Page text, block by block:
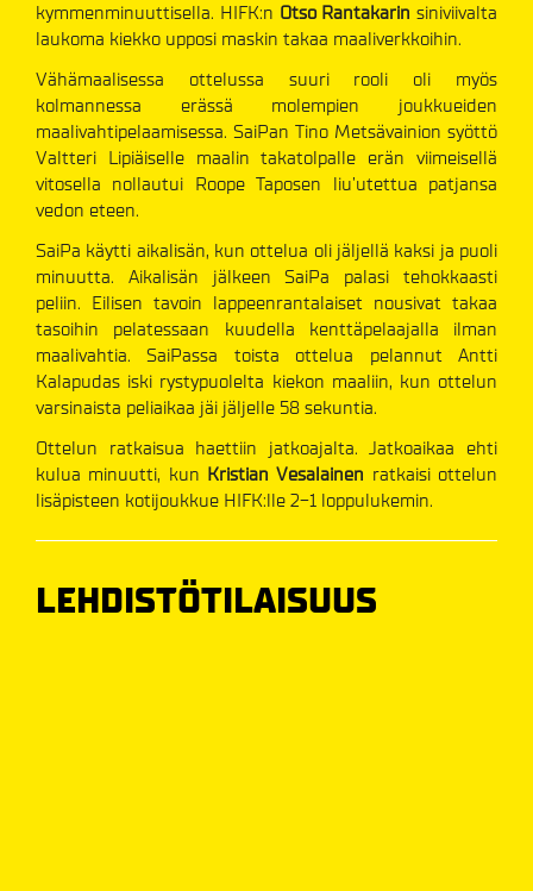
kymmenminuuttisella. HIFK:n Otso Rantakarin siniviivalta
laukoma kiekko upposi maskin takaa maaliverkkoihin.
Vähämaalisessa ottelussa suuri rooli oli myös
kolmannessa erässä molempien joukkueiden
maalivahtipelaamisessa. SaiPan Tino Metsävainion syöttö
Valtteri Lipiäiselle maalin takatolpalle erän viimeisellä
vitosella nollautui Roope Taposen liu’utettua patjansa
vedon eteen.
SaiPa käytti aikalisän, kun ottelua oli jäljellä kaksi ja puoli
minuutta. Aikalisän jälkeen SaiPa palasi tehokkaasti
peliin. Eilisen tavoin lappeenrantalaiset nousivat takaa
tasoihin pelatessaan kuudella kenttäpelaajalla ilman
maalivahtia. SaiPassa toista ottelua pelannut Antti
Kalapudas iski rystypuolelta kiekon maaliin, kun ottelun
varsinaista peliaikaa jäi jäljelle 58 sekuntia.
Ottelun ratkaisua haettiin jatkoajalta. Jatkoaikaa ehti
kulua minuutti, kun Kristian Vesalainen ratkaisi ottelun
lisäpisteen kotijoukkue HIFK:lle 2-1 loppulukemin.
LEHDISTÖTILAISUUS